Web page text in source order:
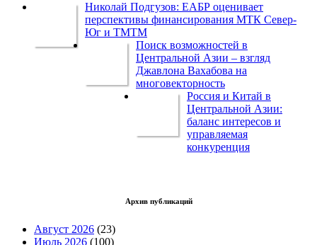
Николай Подгузов: ЕАБР оценивает
перспективы финансирования МТК Север-
Юг и ТМТМ
Поиск возможностей в
Центральной Азии – взгляд
Джавлона Вахабова на
многовекторность
Россия и Китай в
Центральной Азии:
баланс интересов и
управляемая
конкуренция
Архив публикаций
Август 2026 (23)
Июль 2026 (100)